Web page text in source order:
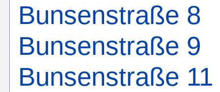
Bunsenstraße 8
Bunsenstraße 9
Bunsenstraße 11